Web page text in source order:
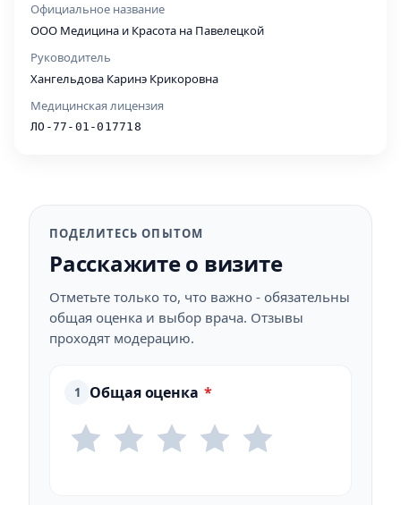
Официальное название
ООО Медицина и Красота на Павелецкой
Руководитель
Хангельдова Каринэ Крикоровна
Медицинская лицензия
ЛО-77-01-017718
ПОДЕЛИТЕСЬ ОПЫТОМ
Расскажите о визите
Отметьте только то, что важно - обязательны
общая оценка и выбор врача. Отзывы
проходят модерацию.
1 Общая оценка *